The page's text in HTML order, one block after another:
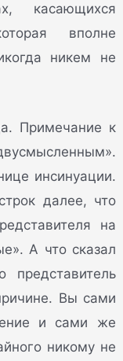
касающихся
вполне
никем не
Примечание к
инсинуации.
далее, что
на
А что сказал
Вы сами
и сами же
никому не